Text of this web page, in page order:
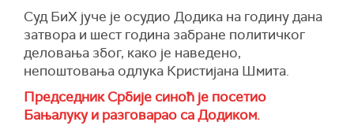
Суд БиХ јуче је осудио Додика на годину дана
затвора и шест година забране политичког
деловања због, како је наведено,
непоштовања одлука Кристијана Шмита.
Председник Србије синоћ је посетио
Бањалуку и разговарао са Додиком.